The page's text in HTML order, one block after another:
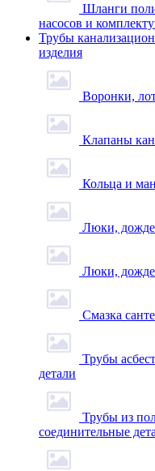
Шланги
насосов и
Трубы
изделия
Воронки,
Клапаны
Кольца и
Люки,
Люки,
Смазка
Трубы
детали
Трубы из
соединительные